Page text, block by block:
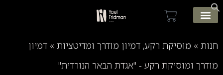
»מוסיקת רקע, דמיון מודרך ומדיטציות»דמיון
ומוסיקת רקע - "אגדת הבאר הנורדית"